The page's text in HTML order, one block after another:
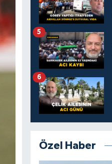
5
6
Özel Haber